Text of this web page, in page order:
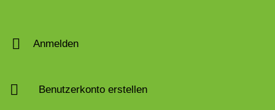
Anmelden
Benutzerkonto erstellen